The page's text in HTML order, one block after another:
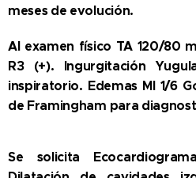
meses de evolución.
Al examen físico TA 120/80
R3 (+). Ingurgitación
inspiratorio. Edemas MI 1/6
de Framingham para
Se solicita